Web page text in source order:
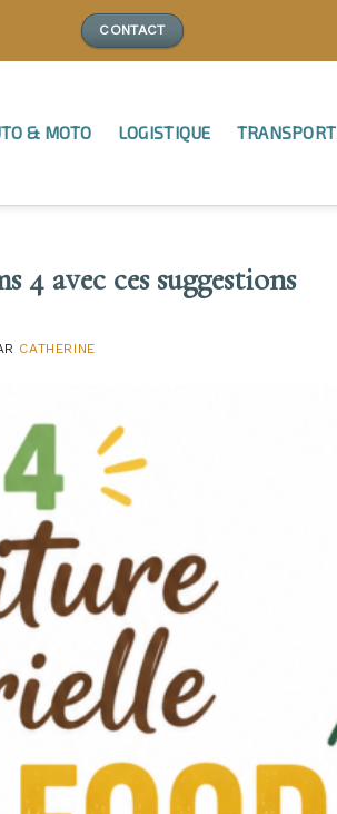
CONTACT
& MOTO LOGISTIQUE TRANSPORT
4 avec ces suggestions
CATHERINE